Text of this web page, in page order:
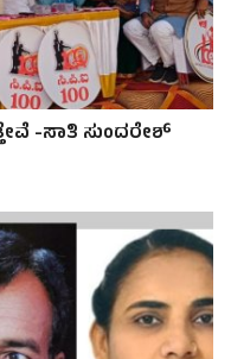
-ಸಾತಿ ಸುಂದರೇಶ್